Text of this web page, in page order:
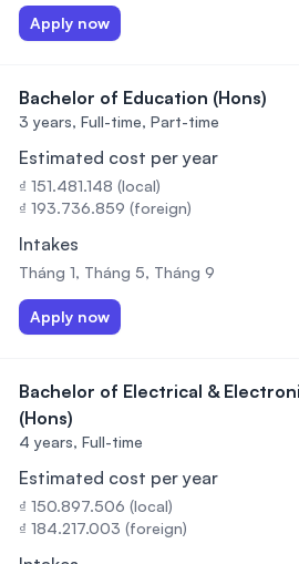
Apply now
Bachelor of Education (Hons)
3 years, Full-time, Part-time
Estimated cost per year
₫ 151.481.148 (local)
₫ 193.736.859 (foreign)
Intakes
Tháng 1, Tháng 5, Tháng 9
Apply now
Bachelor of Electrical &
(Hons)
4 years, Full-time
Estimated cost per year
₫ 150.897.506 (local)
₫ 184.217.003 (foreign)